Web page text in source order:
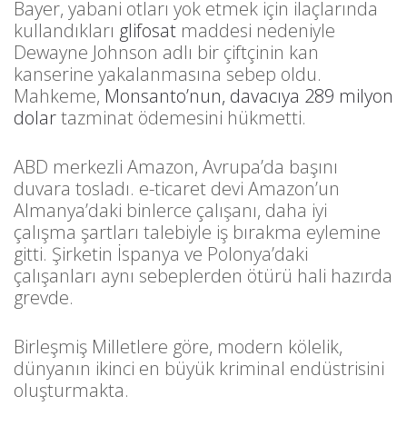
Bayer, yabani otları yok etmek için ilaçlarında
kullandıkları glifosat maddesi nedeniyle
Dewayne Johnson adlı bir çiftçinin kan
kanserine yakalanmasına sebep oldu.
Mahkeme, Monsanto’nun, davacıya 289 milyon
dolartazminat ödemesini hükmetti.
ABD merkezli Amazon, Avrupa’da başını
duvara tosladı. e-ticaret devi Amazon’un
Almanya’daki binlerce çalışanı, daha iyi
çalışma şartları talebiyle iş bırakma eylemine
gitti. Şirketin İspanya ve Polonya’daki
çalışanları aynı sebeplerden ötürü hali hazırda
grevde.
Birleşmiş Milletlere göre, modern kölelik,
dünyanın ikinci en büyük kriminal endüstrisini
oluşturmakta.